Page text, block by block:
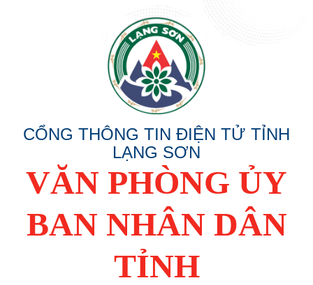
CỔNG THÔNG TIN ĐIỆN TỬ TỈNH
LẠNG SƠN
VĂN PHÒNG ỦY
BAN NHÂN DÂN
TỈNH